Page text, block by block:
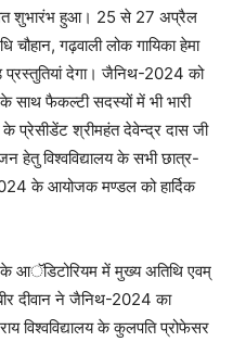
शुभारंभ हुआ। 25 से 27 अप्रैल
गढ़वाली लोक गायिका हेमा
प्रस्तुतियां देगा। जैनिथ-2024 को
फैकल्टी सदस्यों में भी भारी
के प्रेसीडेंट श्रीमहंत देवेन्द्र दास जी
विश्वविद्यालय के सभी छात्र-
के आयोजक मण्डल को हार्दिक
के आॅडिटोरियम में मुख्य अतिथि एवम्
दीवान ने जैनिथ-2024 का
विश्वविद्यालय के कुलपति प्रोफेसर